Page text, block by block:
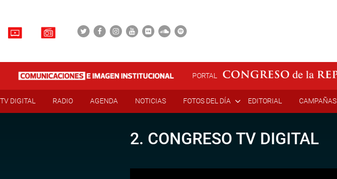
PORTAL
TV DIGITAL RADIO AGENDA NOTICIAS FOTOS DEL DÍA EDITORIAL CAMPAÑAS
2. CONGRESO TV DIGITAL